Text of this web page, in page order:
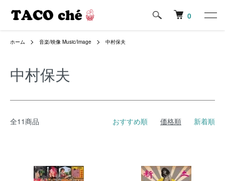
0
ホーム 音楽/映像 Music/Image 中村保夫
中村保夫
全11商品 おすすめ順 価格順 新着順